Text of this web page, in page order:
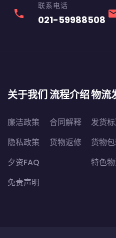
phone
联系电话
021-59988508
关于我们
廉洁政策
隐私政策
夕资FAQ
免责声明
流程介绍
合同解释
货物返修
物流
发货
货物
特色